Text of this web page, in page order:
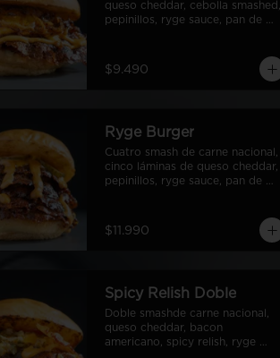
queso cheddar, cebolla smashed,
pepinillos, ryge sauce, pan de
$9.490
Ryge Burger
Cuatro smash de carne nacional,
cinco láminas de queso cheddar,
pepinillos, ryge sauce, pan de
$11.990
Spicy Relish Doble
Doble smashde carne nacional,
queso cheddar, bacon
americano, spicy relish, ryge